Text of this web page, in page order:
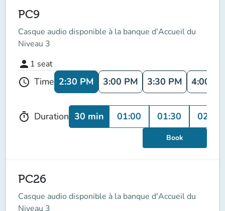
PC9
Casque audio disponible à la banque d'Accueil du
Niveau 3
person 1 seat
schedule Time 2:30 PM 3:00 PM 3:30 PM 4:00
timer Duration 30 min 01:00 01:30 02:00
Book
PC26
Casque audio disponible à la banque d'Accueil du
Niveau 3